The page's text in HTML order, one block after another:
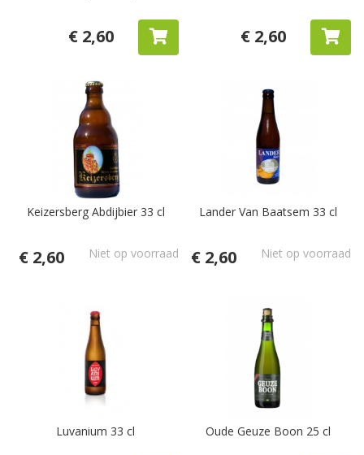
€ 2,60 € 2,60
Keizersberg Abdijbier 33 cl
Niet op voorraad
€ 2,60
Lander Van Baatsem 33 cl
Niet op voorraad
€ 2,60
Luvanium 33 cl Oude Geuze Boon 25 cl